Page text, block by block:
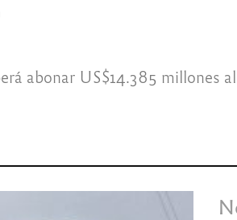
abonar US$14.385 millones